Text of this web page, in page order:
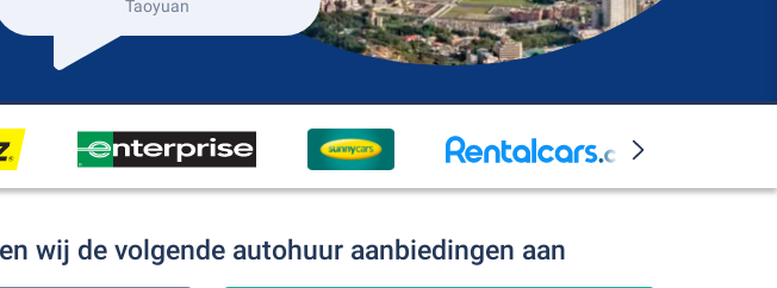
Taoyuan
wij de volgende autohuur aanbiedingen aan